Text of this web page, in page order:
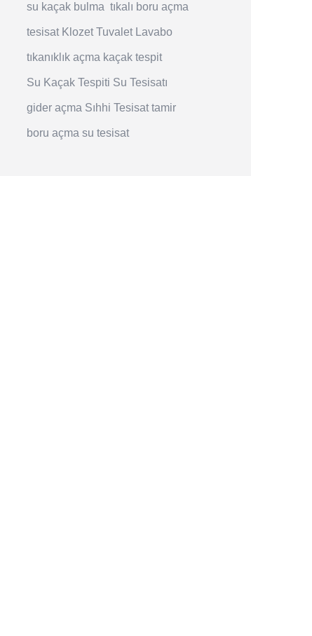
su kaçak bulma tıkalı boru açma
tesisat Klozet Tuvalet Lavabo
tıkanıklık açma kaçak tespit
Su Kaçak Tespiti Su Tesisatı
gider açma Sıhhi Tesisat tamir
boru açma su tesisat